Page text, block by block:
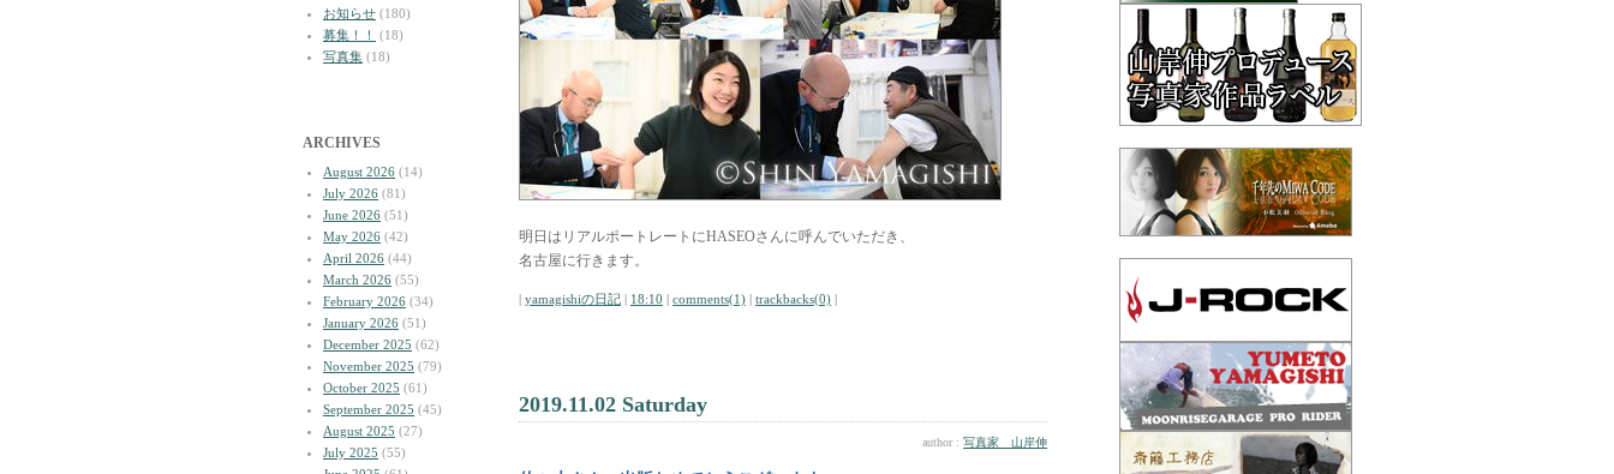
お知らせ (180)
募集！！
(18)
写真集 (18)
ARCHIVES
August 2026 (14)
July 2026 (81)
June 2026 (51)
May 2026 (42)
April 2026 (44)
March 2026 (55)
February 2026 (34)
January 2026 (51)
December 2025 (62)
November 2025 (79)
October 2025 (61)
September 2025 (45)
August 2025 (27)
July 2025 (55)
明日はリアルポートレートにHASEOさんに呼んでいただき、
名古屋に行きます。
| yamagishiの日記 | 18:10 | comments(1) | trackbacks(0) |
2019.11.02 Saturday
author : 写真家 山岸伸